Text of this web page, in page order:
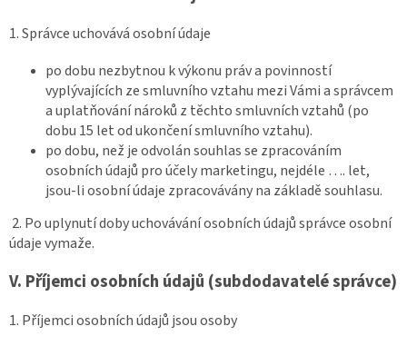
1. Správce uchovává osobní údaje
po dobu nezbytnou k výkonu práv a povinností
vyplývajících ze smluvního vztahu mezi Vámi a správcem
a uplatňování nároků z těchto smluvních vztahů (po
dobu 15 let od ukončení smluvního vztahu).
po dobu, než je odvolán souhlas se zpracováním
osobních údajů pro účely marketingu, nejdéle …. let,
jsou-li osobní údaje zpracovávány na základě souhlasu.
2. Po uplynutí doby uchovávání osobních údajů správce osobní
údaje vymaže.
V. Příjemci osobních údajů (subdodavatelé správce)
1. Příjemci osobních údajů jsou osoby